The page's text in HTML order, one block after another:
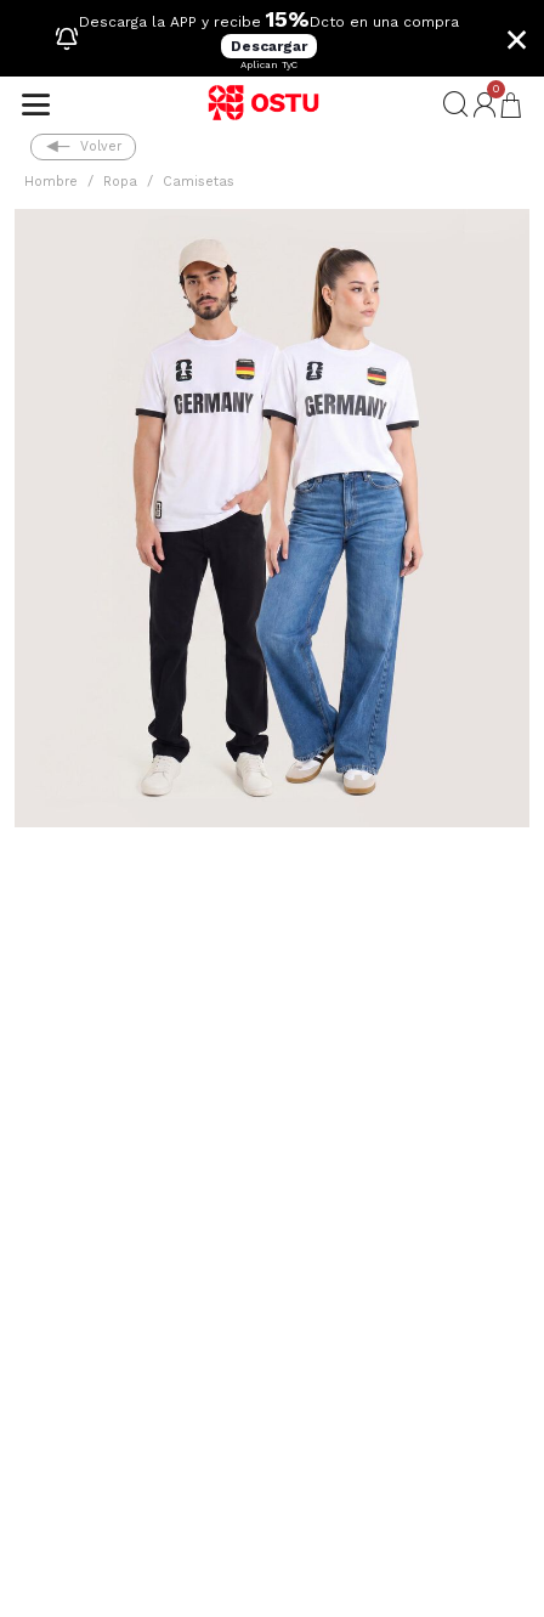
Descarga la APP y recibe 15%Dcto en una compra
Descargar
Aplican TyC
×
0
Volver
Hombre Ropa Camisetas